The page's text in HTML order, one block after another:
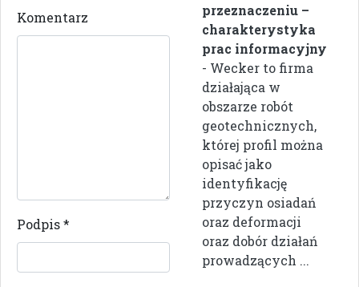
Komentarz
Podpis*
przeznaczeniu –
charakterystyka
prac informacyjny
- Wecker to firma
działająca w
obszarze robót
geotechnicznych,
której profil można
opisać jako
identyfikację
przyczyn osiadań
oraz deformacji
oraz dobór działań
prowadzących ...